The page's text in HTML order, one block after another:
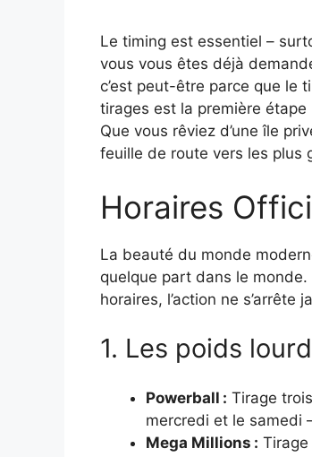
Le timing est essentiel –
vous vous êtes déjà
c’est peut-être parce que le
tirages est la première étape
Que vous rêviez d’une île
feuille de route vers les plus
Horaires
La beauté du monde
quelque part dans le
horaires, l’action ne s’arrête
1. Les poids
Powerball : Tirage
mercredi et le samedi
Mega Millions :